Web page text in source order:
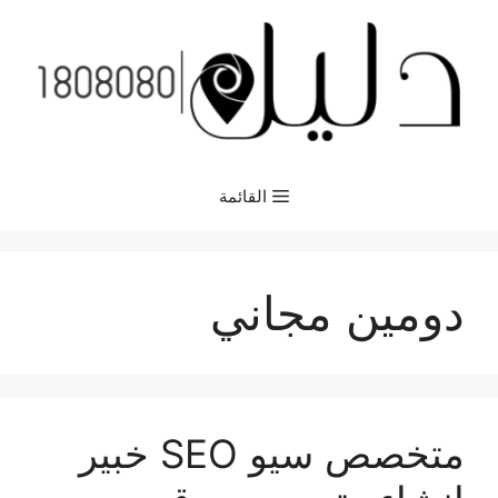
المحتوى
القائمة
دومين مجاني
متخصص سيو SEO خبير